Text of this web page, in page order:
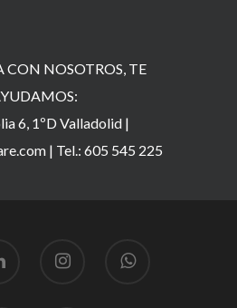
NOSOTROS, TE
6, 1ºD Valladolid |
| Tel.: 605 545 225